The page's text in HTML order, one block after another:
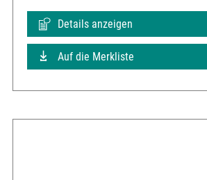
Details anzeigen
Auf die Merkliste